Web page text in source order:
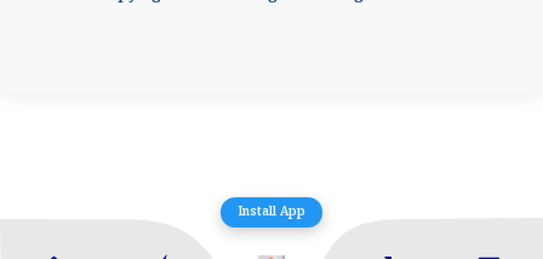
Install App